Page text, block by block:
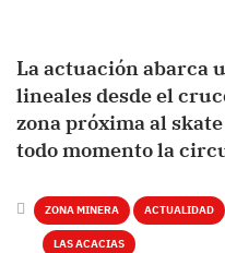
La actuación abarca
lineales desde el
zona próxima al
todo momento la
ZONA MINERA ACTUALIDAD
LAS ACACIAS